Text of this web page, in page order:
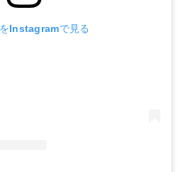
Instagramで見る